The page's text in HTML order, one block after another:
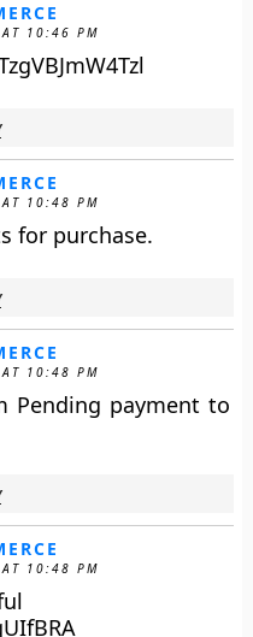
10:46 PM
10:48 PM
for purchase.
10:48 PM
Pending payment to
10:48 PM